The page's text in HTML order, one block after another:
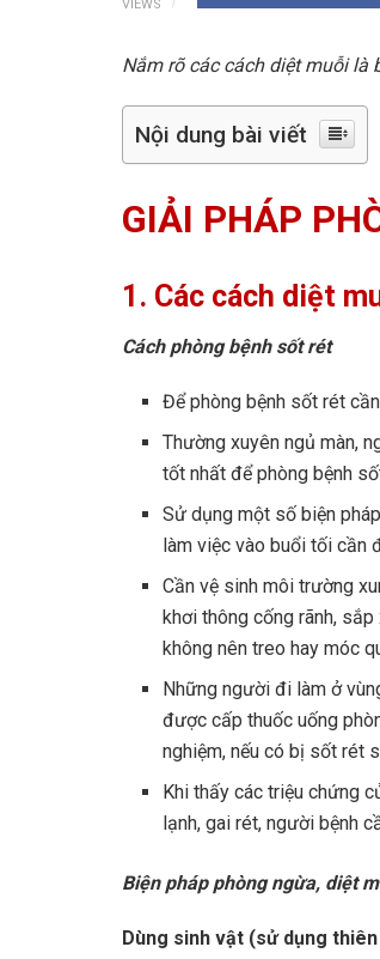
VIEWS
Nắm rõ các cách diệt muỗi là
Nội dung bài viết
GIẢI PHÁP
1. Các cách diệt
Cách phòng bệnh sốt rét
Để phòng bệnh sốt rét
Thường xuyên ngủ màn,
tốt nhất để phòng bệnh
Sử dụng một số biện
làm việc vào buổi tối cần
Cần vệ sinh môi trường
khơi thông cống rãnh,
không nên treo hay móc
Những người đi làm ở
được cấp thuốc uống
nghiệm, nếu có bị sốt rét
Khi thấy các triệu chứng
lạnh, gai rét, người bệnh
Biện pháp phòng ngừa, diệt
Dùng sinh vật (sử dụng